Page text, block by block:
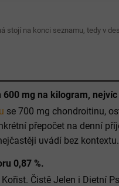
stojí na konci seznamu, tedy v
mg na kilogram,
se 700 mg chondroitinu,
přepočet na denní
uvádí bez kontextu.
0,87 %.
Čistě Jelen i Dietní